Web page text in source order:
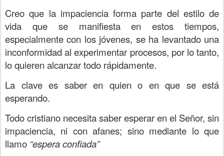
Creo que la impaciencia forma parte del estilo de
vida que se manifiesta en estos tiempos,
especialmente con los jóvenes, se ha levantado una
inconformidad al experimentar procesos, por lo tanto,
lo quieren alcanzar todo rápidamente.
La clave es saber en quien o en que se está
esperando.
Todo cristiano necesita saber esperar en el Señor, sin
impaciencia, ni con afanes; sino mediante lo que
llamo “espera confiada”